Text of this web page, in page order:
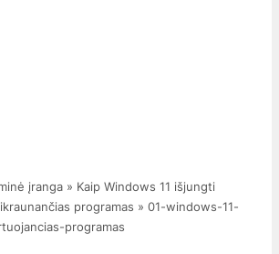
įranga » Kaip Windows 11 išjungti
programas » 01-windows-11-
programas